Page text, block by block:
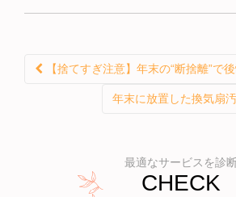
投稿ナビゲーション
【捨てすぎ注意】年末の“断捨離”で
年末に放置した換気扇
最適なサービスを診
CHECK